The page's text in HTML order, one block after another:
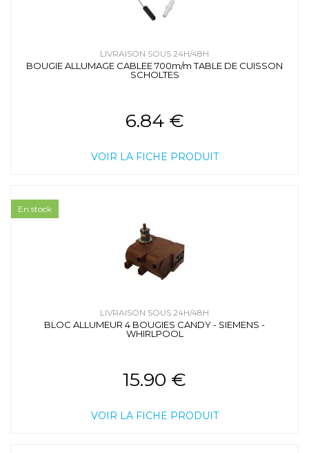
LIVRAISON SOUS 24H/48H
BOUGIE ALLUMAGE CABLEE 700m/m TABLE DE CUISSON
SCHOLTES
6.84 €
VOIR LA FICHE PRODUIT
LIVRAISON SOUS 24H/48H
BLOC ALLUMEUR 4 BOUGIES CANDY - SIEMENS -
WHIRLPOOL
15.90 €
VOIR LA FICHE PRODUIT
En stock